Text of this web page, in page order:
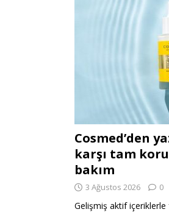
Cosmed’den
karşı tam
bakım
3 Ağustos 2026 0
Gelişmiş aktif